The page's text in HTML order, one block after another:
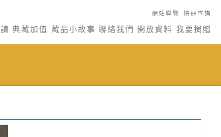
網站導覽 快速查詢
典藏加值 藏品小故事 聯絡我們 開放資料 我要捐贈